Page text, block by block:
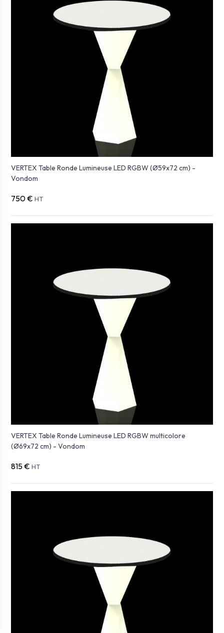
VERTEX Table Ronde Lumineuse LED RGBW (Ø59x72 cm) -
Vondom
750 € HT
VERTEX Table Ronde Lumineuse LED RGBW multicolore
(Ø69x72 cm) - Vondom
815 € HT